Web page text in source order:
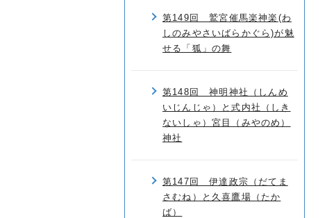
第149回 鷲宮催馬楽神楽(わ
しのみやさいばらかぐら)が魅
せる「狐」の舞
第148回 神明神社（しんめ
いじんじゃ）と式内社（しき
ないしゃ）宮目（みやのめ）
神社
第147回 伊達政宗（だてま
さむね）と久喜鷹場（たか
ば）